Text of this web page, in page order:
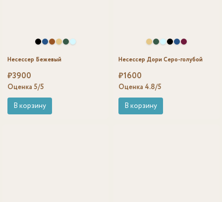
Несессер Бежевый
₽3900
Оценка 5/5
В корзину
Несессер Дори Серо-голубой
₽1600
Оценка 4.8/5
В корзину